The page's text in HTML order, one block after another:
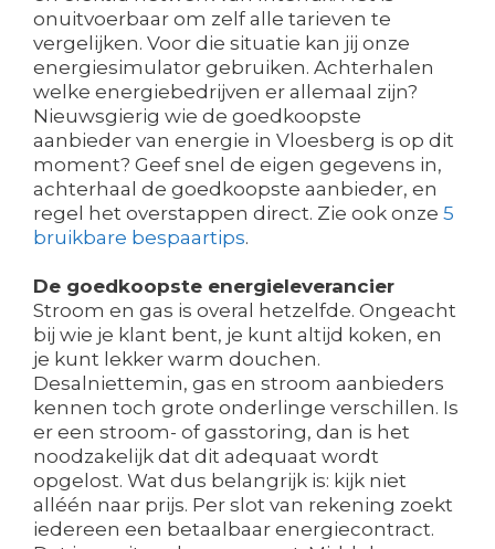
onuitvoerbaar om zelf alle tarieven te
vergelijken. Voor die situatie kan jij onze
energiesimulator gebruiken. Achterhalen
welke energiebedrijven er allemaal zijn?
Nieuwsgierig wie de goedkoopste
aanbieder van energie in Vloesberg is op dit
moment? Geef snel de eigen gegevens in,
achterhaal de goedkoopste aanbieder, en
regel het overstappen direct. Zie ook onze 5
bruikbare bespaartips.
De goedkoopste energieleverancier
Stroom en gas is overal hetzelfde. Ongeacht
bij wie je klant bent, je kunt altijd koken, en
je kunt lekker warm douchen.
Desalniettemin, gas en stroom aanbieders
kennen toch grote onderlinge verschillen. Is
er een stroom- of gasstoring, dan is het
noodzakelijk dat dit adequaat wordt
opgelost. Wat dus belangrijk is: kijk niet
alléén naar prijs. Per slot van rekening zoekt
iedereen een betaalbaar energiecontract.